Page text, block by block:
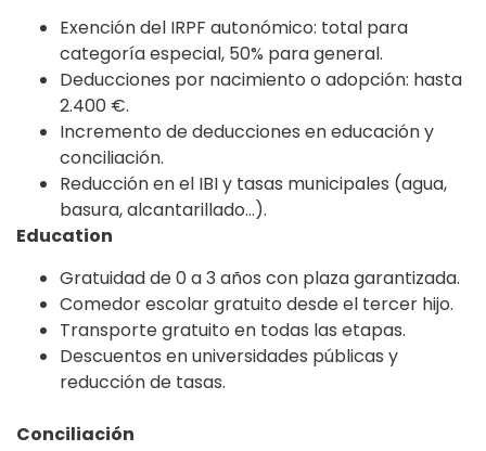
Exención del IRPF autonómico: total para
categoría especial, 50% para general.
Deducciones por nacimiento o adopción: hasta
2.400 €.
Incremento de deducciones en educación y
conciliación.
Reducción en el IBI y tasas municipales (agua,
basura, alcantarillado…).
Education
Gratuidad de 0 a 3 años con plaza garantizada.
Comedor escolar gratuito desde el tercer hijo.
Transporte gratuito en todas las etapas.
Descuentos en universidades públicas y
reducción de tasas.
Conciliación